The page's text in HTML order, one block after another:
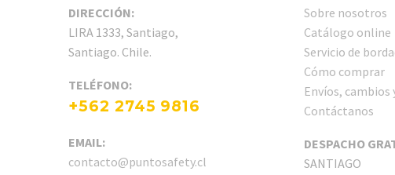
DIRECCIÓN:
LIRA 1333, Santiago,
Santiago. Chile.
TELÉFONO:
+562 2745 9816
EMAIL:
contacto@puntosafety.cl
Sobre nosotros
Catálogo online
Servicio de
Cómo comprar
Envíos, cambios
Contáctanos
DESPACHO
SANTIAGO